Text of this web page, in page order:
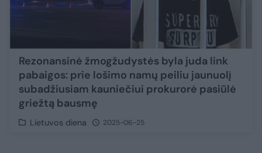
Rezonansinė žmogžudystės byla juda link
pabaigos: prie lošimo namų peiliu jaunuolį
subadžiusiam kauniečiui prokurorė pasiūlė
griežtą bausmę
Lietuvos diena 2025-06-25